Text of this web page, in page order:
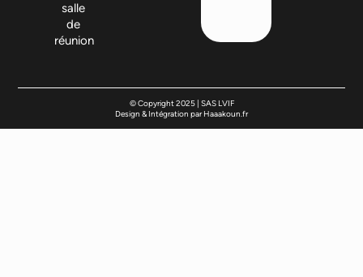
salle
de
réunion
© Copyright 2025 | SAS LVIF
Design & Intégration par Haaakoun.fr